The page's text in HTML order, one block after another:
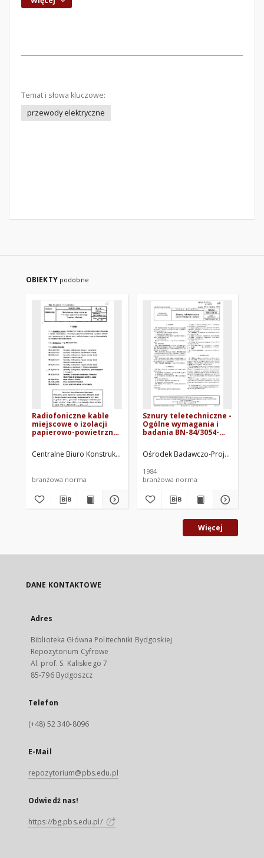
Temat i słowa kluczowe:
przewody elektryczne
OBIEKTY podobne
Radiofoniczne kable
miejscowe o izolacji
papierowo-powietrznej
68/3055-04
Centralne Biuro Konstrukcji Kablowych. Oprac.
branżowa norma
Sznury teletechniczne -
Ogólne wymagania i
badania BN-84/3054-
Ośrodek Badawczo-Projektowy
1984
branżowa norma
Więcej
DANE KONTAKTOWE
Adres
Biblioteka Główna Politechniki Bydgoskiej
Repozytorium Cyfrowe
Al. prof. S. Kaliskiego 7
85-796 Bydgoszcz
Telefon
(+48) 52 340-8096
E-Mail
repozytorium@pbs.edu.pl
Odwiedź nas!
https://bg.pbs.edu.pl/